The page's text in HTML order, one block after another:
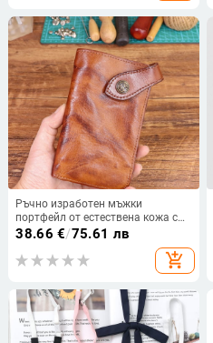
Ръчно изработен мъжки
портфейл от естествена кожа с
катарама, първи слой
растително обработвана кожа,
едноцветен модел, подплата от
38.66 €/75.61 лв
add_shopping_cart